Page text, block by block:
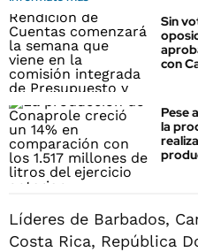
Sin
con
Pese
la
Líderes de Barbados,
Costa Rica, República